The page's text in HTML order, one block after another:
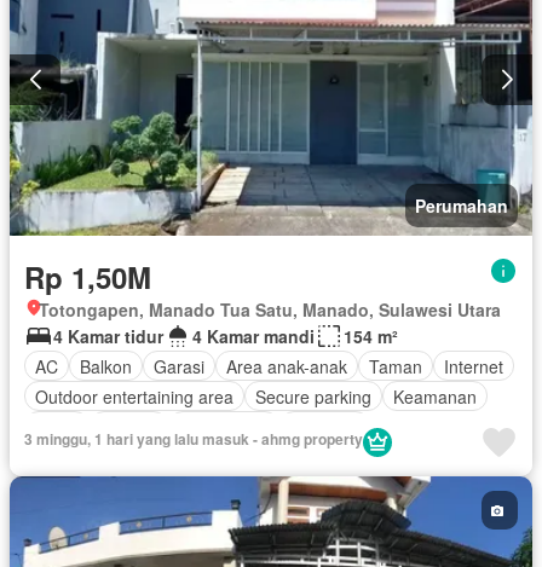
Perumahan
Rp 1,50M
Totongapen, Manado Tua Satu, Manado, Sulawesi Utara
4 Kamar tidur
4 Kamar mandi
154 m²
AC
Balkon Garasi Area anak-anak Taman
Internet
Outdoor entertaining area
Secure parking
Keamanan
Tanpa perabotan
3 minggu, 1 hari yang lalu masuk - ahmg property